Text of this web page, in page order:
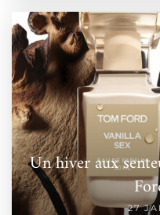
Un hiver aux
27